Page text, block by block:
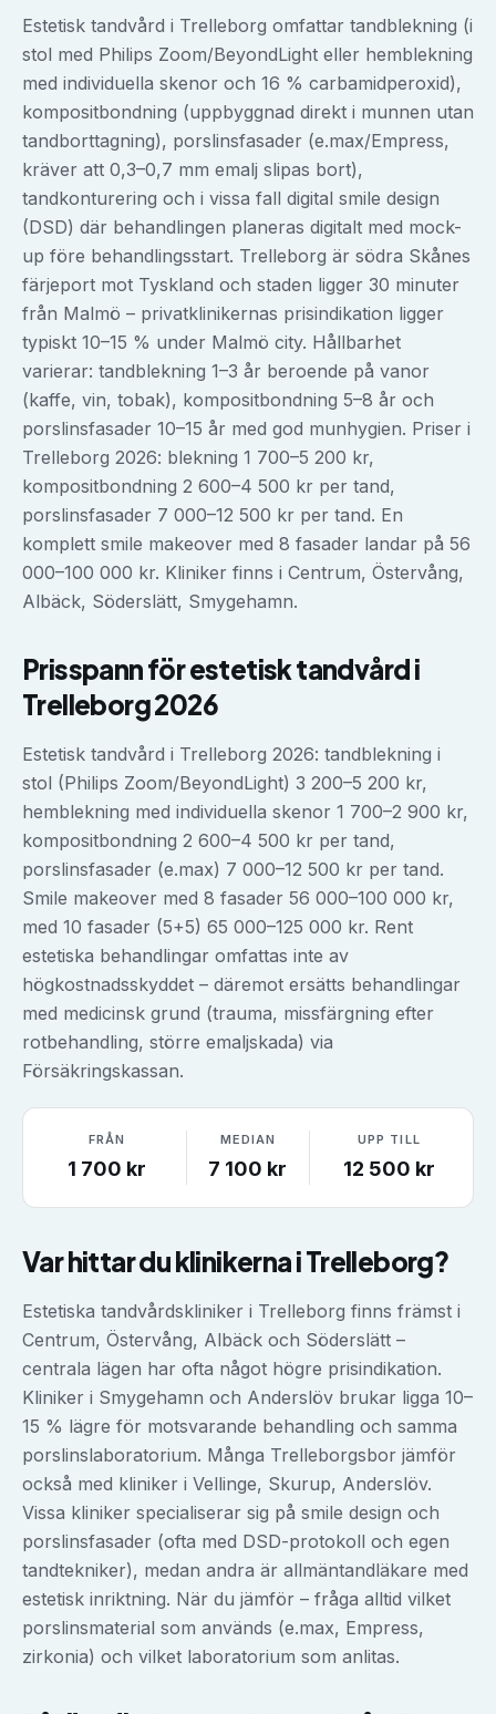
Estetisk tandvård i Trelleborg omfattar tandblekning (i
stol med Philips Zoom/BeyondLight eller hemblekning
med individuella skenor och 16 % carbamidperoxid),
kompositbondning (uppbyggnad direkt i munnen utan
tandborttagning), porslinsfasader (e.max/Empress,
kräver att 0,3–0,7 mm emalj slipas bort),
tandkonturering och i vissa fall digital smile design
(DSD) där behandlingen planeras digitalt med mock-
up före behandlingsstart. Trelleborg är södra Skånes
färjeport mot Tyskland och staden ligger 30 minuter
från Malmö – privatklinikernas prisindikation ligger
typiskt 10–15 % under Malmö city. Hållbarhet
varierar: tandblekning 1–3 år beroende på vanor
(kaffe, vin, tobak), kompositbondning 5–8 år och
porslinsfasader 10–15 år med god munhygien. Priser i
Trelleborg 2026: blekning 1 700–5 200 kr,
kompositbondning 2 600–4 500 kr per tand,
porslinsfasader 7 000–12 500 kr per tand. En
komplett smile makeover med 8 fasader landar på 56
000–100 000 kr. Kliniker finns i Centrum, Östervång,
Albäck, Söderslätt, Smygehamn.
Prisspann förestetisk tandvårdi
Trelleborg2026
Estetisk tandvård i Trelleborg 2026: tandblekning i
stol (Philips Zoom/BeyondLight) 3 200–5 200 kr,
hemblekning med individuella skenor 1 700–2 900 kr,
kompositbondning 2 600–4 500 kr per tand,
porslinsfasader (e.max) 7 000–12 500 kr per tand.
Smile makeover med 8 fasader 56 000–100 000 kr,
med 10 fasader (5+5) 65 000–125 000 kr. Rent
estetiska behandlingar omfattas inte av
högkostnadsskyddet – däremot ersätts behandlingar
med medicinsk grund (trauma, missfärgning efter
rotbehandling, större emaljskada) via
Försäkringskassan.
FRÅN
1 700 kr
MEDIAN
7 100 kr
UPP TILL
12 500 kr
Var hittar du klinikerna iTrelleborg?
Estetiska tandvårdskliniker i Trelleborg finns främst i
Centrum, Östervång, Albäck och Söderslätt –
centrala lägen har ofta något högre prisindikation.
Kliniker i Smygehamn och Anderslöv brukar ligga 10–
15 % lägre för motsvarande behandling och samma
porslinslaboratorium. Många Trelleborgsbor jämför
också med kliniker i Vellinge, Skurup, Anderslöv.
Vissa kliniker specialiserar sig på smile design och
porslinsfasader (ofta med DSD-protokoll och egen
tandtekniker), medan andra är allmäntandläkare med
estetisk inriktning. När du jämför – fråga alltid vilket
porslinsmaterial som används (e.max, Empress,
zirkonia) och vilket laboratorium som anlitas.